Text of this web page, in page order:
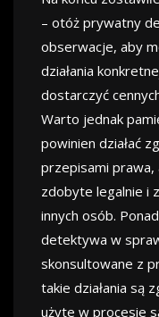
– otóż prywatny
obserwacje, aby
działania
dostarczyć
Warto jednak
powinien działać
przepisami
zdobyte legalnie i
innych osób.
detektywa w
skonsultowane z
takie działania są
użyte w procesie